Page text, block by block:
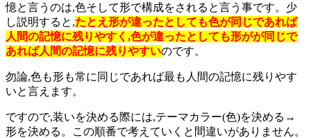
憶と言うのは,色そして形で構成をされると言う事です。少
し説明すると,たとえ形が違ったとしても色が同じであれば
人間の記憶に残りやすく,色が違ったとしても形がが同じで
あれば人間の記憶に残りやすいのです。
勿論,色も形も常に同じであれば最も人間の記憶に残りやす
いと言えます。
ですので,装いを決める際には,テーマカラー(色)を決める→
形を決める。この順番で考えていくと間違いがありません。